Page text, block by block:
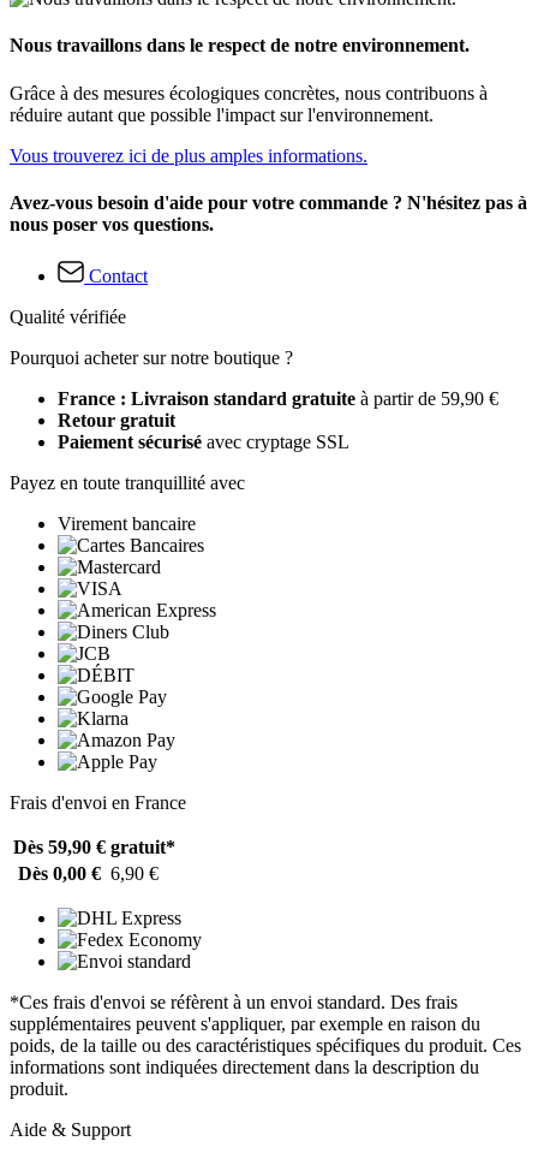
Nous travaillons dans le respect de notre environnement.
Grâce à des mesures écologiques concrètes, nous contribuons à
réduire autant que possible l'impact sur l'environnement.
Vous trouverez ici de plus amples informations.
Avez-vous besoin d'aide pour votre commande ? N'hésitez pas à
nous poser vos questions.
Contact
Qualité vérifiée
Pourquoi acheter sur notre boutique ?
France : Livraison standard gratuite à partir de 59,90 €
Retour gratuit
Paiement sécurisé avec cryptage SSL
Payez en toute tranquillité avec
Virement bancaire
Frais d'envoi en France
Dès 59,90 € gratuit*
Dès 0,00 € 6,90 €
*Ces frais d'envoi se réfèrent à un envoi standard. Des frais
supplémentaires peuvent s'appliquer, par exemple en raison du
poids, de la taille ou des caractéristiques spécifiques du produit. Ces
informations sont indiquées directement dans la description du
produit.
Aide & Support